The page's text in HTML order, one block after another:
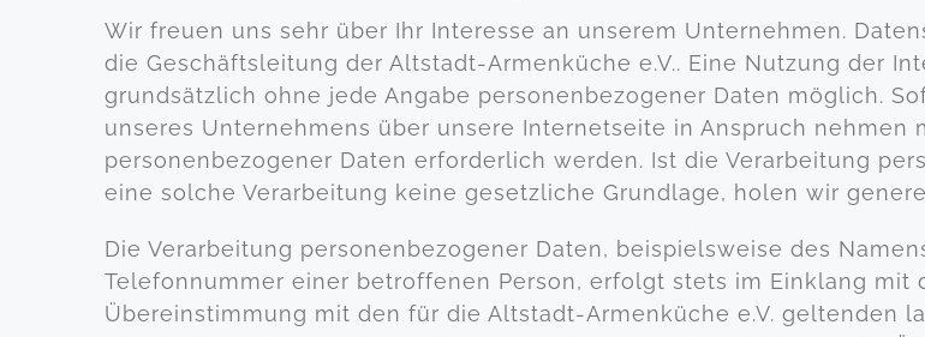
Wir freuen uns sehr über Ihr Interesse an unserem Unternehmen.
die Geschäftsleitung der Altstadt-Armenküche e.V.. Eine Nutzung der
grundsätzlich ohne jede Angabe personenbezogener Daten möglich.
unseres Unternehmens über unsere Internetseite in Anspruch nehmen
personenbezogener Daten erforderlich werden. Ist die Verarbeitung
eine solche Verarbeitung keine gesetzliche Grundlage, holen wir
Die Verarbeitung personenbezogener Daten, beispielsweise des
Telefonnummer einer betroffenen Person, erfolgt stets im Einklang mit
Übereinstimmung mit den für die Altstadt-Armenküche e.V. geltenden